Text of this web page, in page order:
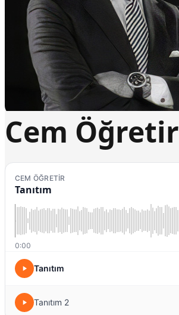
Cem Öğretir
CEM ÖĞRETIR
Tanıtım
0:00
Tanıtım
Tanıtım 2